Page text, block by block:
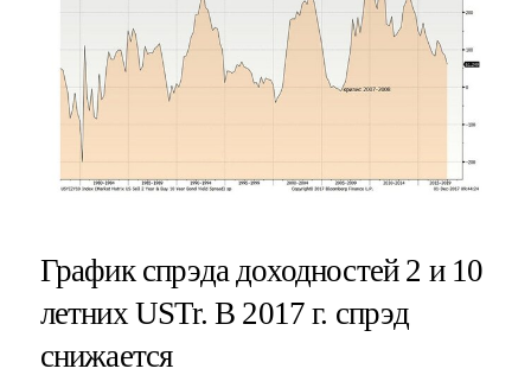
График спрэда доходностей 2 и 10
летних USTr. В 2017 г. спрэд
снижается